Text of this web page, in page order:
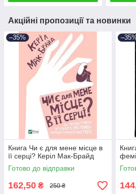
Акційні пропозиції та новинки
–35%
Книга Чи є для мене місце в
її серці? Керіл Мак-Брайд
Готово до відправки
162,50 ₴ 250 ₴